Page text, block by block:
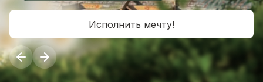
Исполнить мечту!